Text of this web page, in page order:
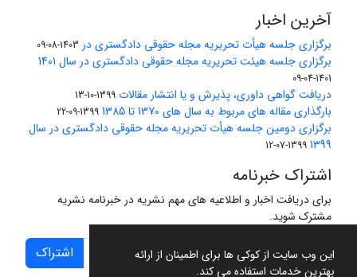
این وب سایت از کوکی ها برای اطمینان از ارائه
بهترین خدمات استفاده می کند.
آخرین اخبار
برگزاری جلسه هیأت تحریریه مجله حقوقی دادگستری در 1403-08-09
برگزاری جلسه هیئت تحریریه مجله حقوقی دادگستری در سال 1401
1401-04-09
دریافت گواهی داوری، پذیرش و یا انتشار مقالات 1399-10-13
بارگذاری مقاله های مربوط به سال های 1370 تا 1385 1399-09-22
برگزاری دومین جلسه هیأت تحریریه مجله حقوقی دادگستری در سال
1399
1399-07-12
اشتراک خبرنامه
برای دریافت اخبار و اطلاعیه های مهم نشریه در خبرنامه نشریه
مشترک شوید.
اشتراک